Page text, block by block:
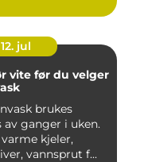
12. jul
vite før du velger
brukes
av ganger i uken.
kjeler,
vannsprut f...